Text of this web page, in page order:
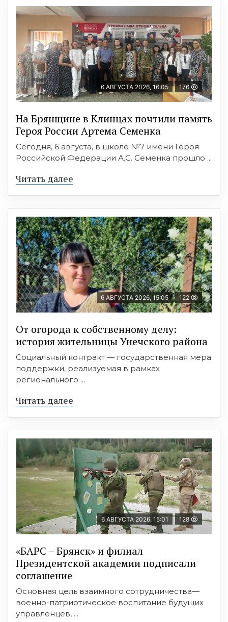
6 АВГУСТА 2026, 16:05 176
На Брянщине в Клинцах почтили память
Героя России Артема Семенка
Сегодня, 6 августа, в школе №7 имени Героя
Российской Федерации А.С. Семенка прошло ...
Читать далее
6 АВГУСТА 2026, 15:05 122
От огорода к собственному делу:
история жительницы Унечского района
Социальный контракт — государственная мера
поддержки, реализуемая в рамках
регионального ...
Читать далее
6 АВГУСТА 2026, 15:01 128
«БАРС – Брянск» и филиал
Президентской академии подписали
соглашение
Основная цель взаимного сотрудничества—
военно-патриотическое воспитание будущих
управленцев, ...